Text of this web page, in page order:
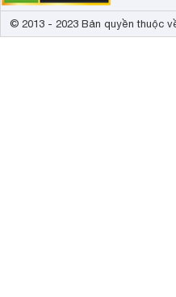
© 2013 - 2023 Bản quyền thuộc